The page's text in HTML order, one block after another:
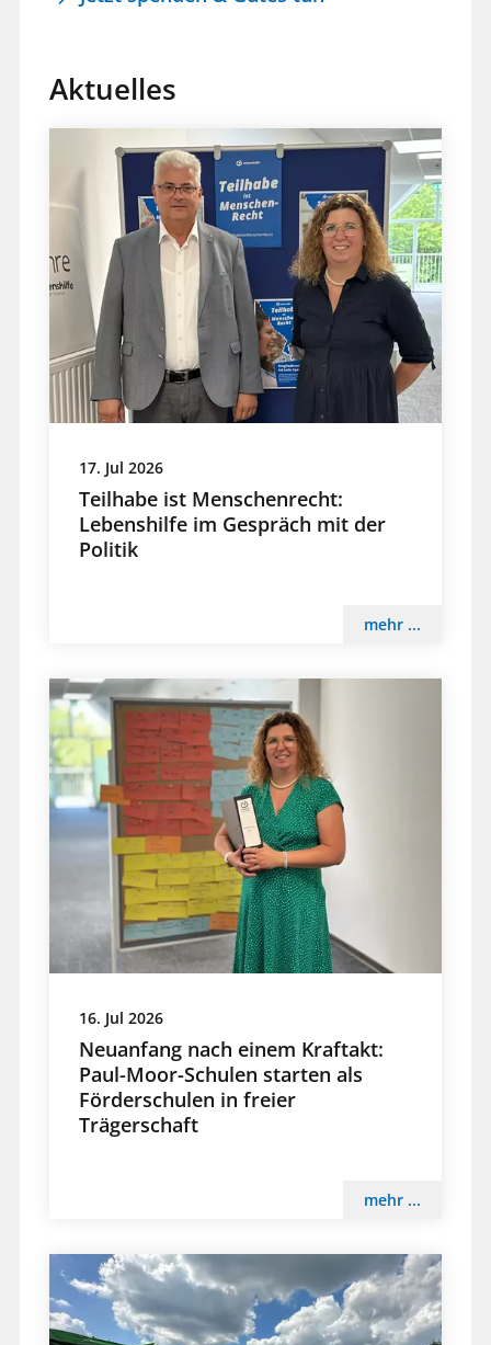
Aktuelles
17. Jul 2026
Teilhabe ist Menschenrecht:
Lebenshilfe im Gespräch mit der
Politik
mehr ...
16. Jul 2026
Neuanfang nach einem Kraftakt:
Paul-Moor-Schulen starten als
Förderschulen in freier
Trägerschaft
mehr ...